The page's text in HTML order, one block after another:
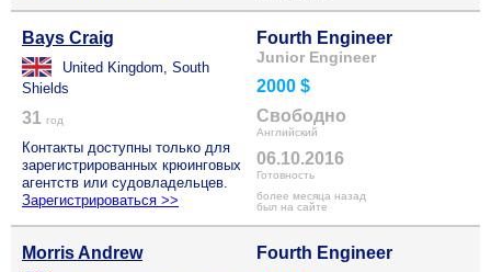
Bays Craig
United Kingdom, South
Shields
31 год
Контакты доступны только для
зарегистрированных крюинговых
агентств или судовладельцев.
Зарегистрироваться >>
Fourth Engineer
Junior Engineer
2000 $
Свободно
Английский
06.10.2016
Готовность
более месяца назад
был на сайте
Morris Andrew
Fourth Engineer